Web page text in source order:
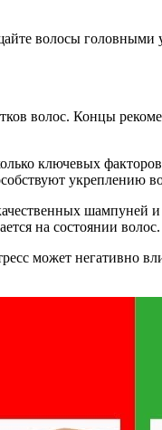
волосы
волос. Концы
ключевых
укреплению
шампуней
на состоянии волос.
может негативно